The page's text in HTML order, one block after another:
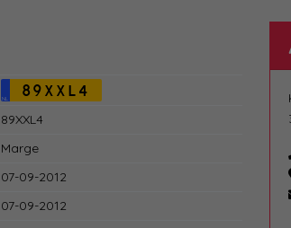
NL 89XXL4
89XXL4
Marge
07-09-2012
07-09-2012